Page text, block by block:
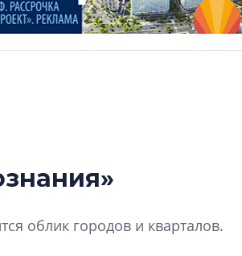
облик городов и кварталов.
Гала-